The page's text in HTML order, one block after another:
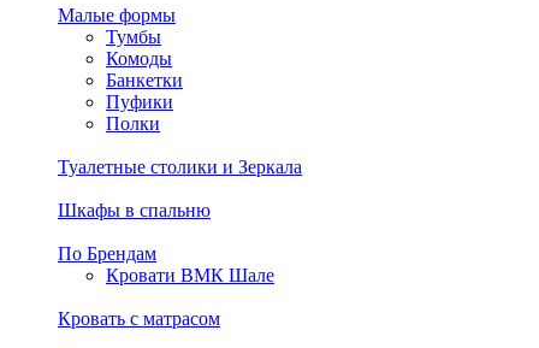
Малые формы
Тумбы
Комоды
Банкетки
Пуфики
Полки
Туалетные столики и Зеркала
Шкафы в спальню
По Брендам
Кровати ВМК Шале
Кровать с матрасом